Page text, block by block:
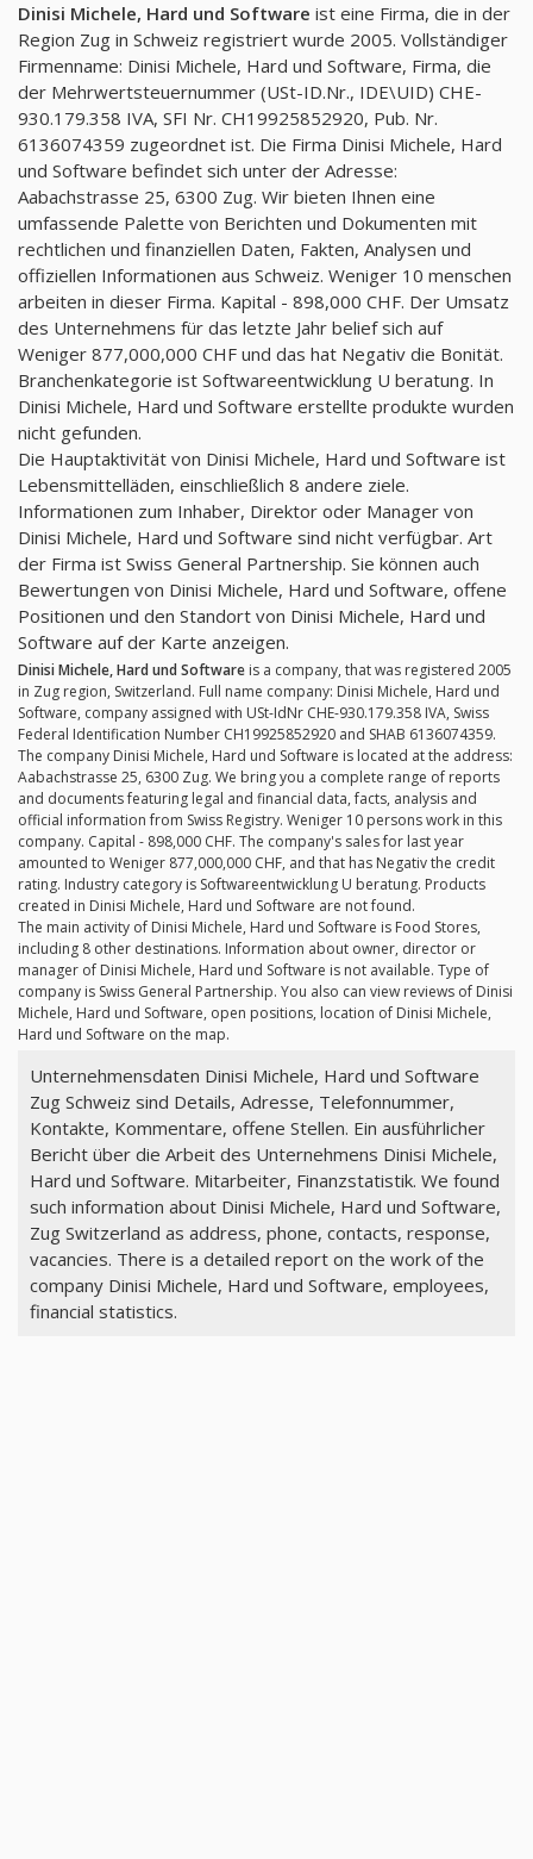
Dinisi Michele, Hard und Software ist eine Firma, die in der
Region Zug in Schweiz registriert wurde 2005. Vollständiger
Firmenname: Dinisi Michele, Hard und Software, Firma, die
der Mehrwertsteuernummer (USt-ID.Nr., IDE\UID) CHE-
930.179.358 IVA, SFI Nr. CH19925852920, Pub. Nr.
6136074359 zugeordnet ist. Die Firma Dinisi Michele, Hard
und Software befindet sich unter der Adresse:
Aabachstrasse 25, 6300 Zug. Wir bieten Ihnen eine
umfassende Palette von Berichten und Dokumenten mit
rechtlichen und finanziellen Daten, Fakten, Analysen und
offiziellen Informationen aus Schweiz. Weniger 10 menschen
arbeiten in dieser Firma. Kapital - 898,000 CHF. Der Umsatz
des Unternehmens für das letzte Jahr belief sich auf
Weniger 877,000,000 CHF und das hat Negativ die Bonität.
Branchenkategorie ist Softwareentwicklung U beratung. In
Dinisi Michele, Hard und Software erstellte produkte wurden
nicht gefunden.
Die Hauptaktivität von Dinisi Michele, Hard und Software ist
Lebensmittelläden, einschließlich 8 andere ziele.
Informationen zum Inhaber, Direktor oder Manager von
Dinisi Michele, Hard und Software sind nicht verfügbar. Art
der Firma ist Swiss General Partnership. Sie können auch
Bewertungen von Dinisi Michele, Hard und Software, offene
Positionen und den Standort von Dinisi Michele, Hard und
Software auf der Karte anzeigen.
Dinisi Michele, Hard und Software is a company, that was registered 2005
in Zug region, Switzerland. Full name company: Dinisi Michele, Hard und
Software, company assigned with USt-IdNr CHE-930.179.358 IVA, Swiss
Federal Identification Number CH19925852920 and SHAB 6136074359.
The company Dinisi Michele, Hard und Software is located at the address:
Aabachstrasse 25, 6300 Zug. We bring you a complete range of reports
and documents featuring legal and financial data, facts, analysis and
official information from Swiss Registry. Weniger 10 persons work in this
company. Capital - 898,000 CHF. The company's sales for last year
amounted to Weniger 877,000,000 CHF, and that has Negativ the credit
rating. Industry category is Softwareentwicklung U beratung. Products
created in Dinisi Michele, Hard und Software are not found.
The main activity of Dinisi Michele, Hard und Software is Food Stores,
including 8 other destinations. Information about owner, director or
manager of Dinisi Michele, Hard und Software is not available. Type of
company is Swiss General Partnership. You also can view reviews of Dinisi
Michele, Hard und Software, open positions, location of Dinisi Michele,
Hard und Software on the map.
Unternehmensdaten Dinisi Michele, Hard und Software
Zug Schweiz sind Details, Adresse, Telefonnummer,
Kontakte, Kommentare, offene Stellen. Ein ausführlicher
Bericht über die Arbeit des Unternehmens Dinisi Michele,
Hard und Software. Mitarbeiter, Finanzstatistik. We found
such information about Dinisi Michele, Hard und Software,
Zug Switzerland as address, phone, contacts, response,
vacancies. There is a detailed report on the work of the
company Dinisi Michele, Hard und Software, employees,
financial statistics.